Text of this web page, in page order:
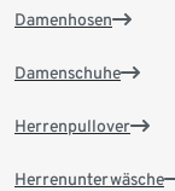
Damenhosen
Damenschuhe
Herrenpullover
Herrenunterwäsche